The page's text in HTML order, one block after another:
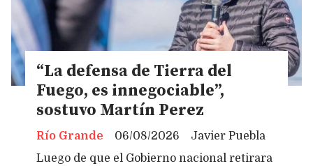
“La defensa de Tierra del
Fuego, es innegociable”,
sostuvo Martín Perez
Javier Puebla
Río Grande
06/08/2026
Luego de que el Gobierno nacional retirara